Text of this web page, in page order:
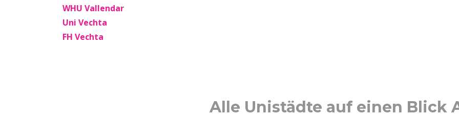
WHU Vallendar
Uni Vechta
FH Vechta
Alle Unistädte auf einen Blick